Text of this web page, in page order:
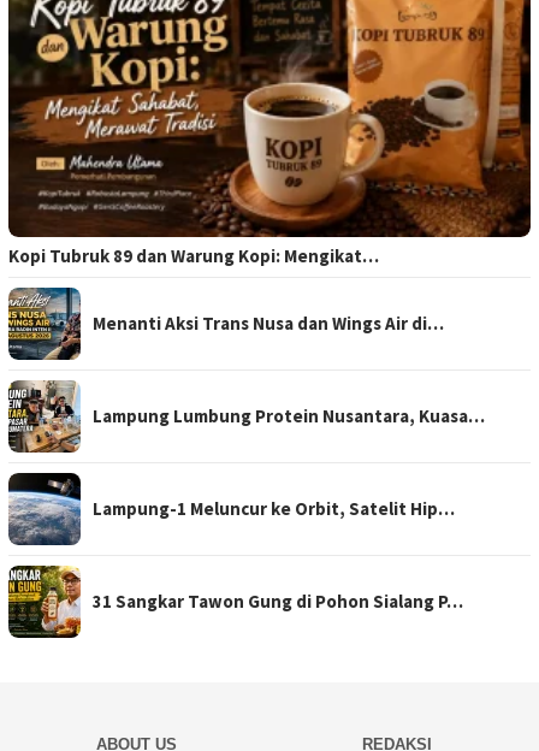
Kopi Tubruk 89 dan Warung Kopi: Mengikat…
Menanti Aksi Trans Nusa dan Wings Air di…
Lampung Lumbung Protein Nusantara, Kuasa…
Lampung-1 Meluncur ke Orbit, Satelit Hip…
31 Sangkar Tawon Gung di Pohon Sialang P…
ABOUT US REDAKSI